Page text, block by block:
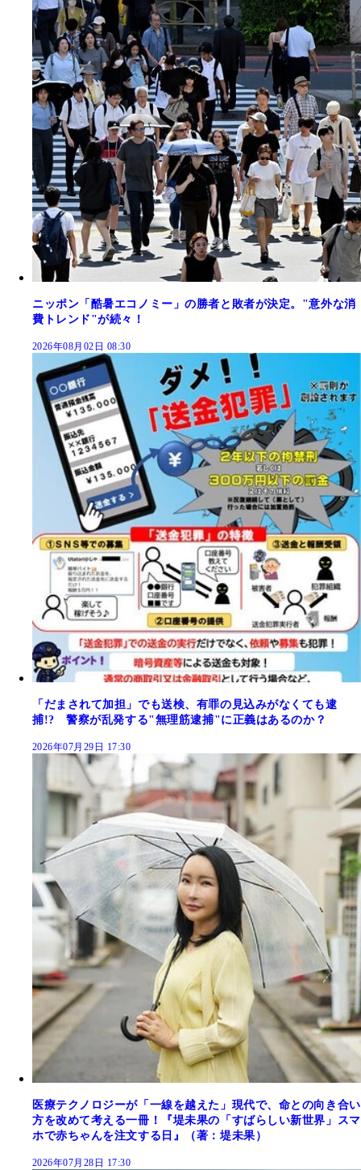
ニッポン「酷暑エコノミー」の勝者と敗者が決定。"意外な消
費トレンド"が続々！
2026年08月02日 08:30
「だまされて加担」でも送検、有罪の見込みがなくても逮
捕!? 警察が乱発する"無理筋逮捕"に正義はあるのか？
2026年07月29日 17:30
医療テクノロジーが「一線を越えた」現代で、命との向き合い
方を改めて考える一冊！『堤未果の「すばらしい新世界」スマ
ホで赤ちゃんを注文する日』（著：堤未果）
2026年07月28日 17:30